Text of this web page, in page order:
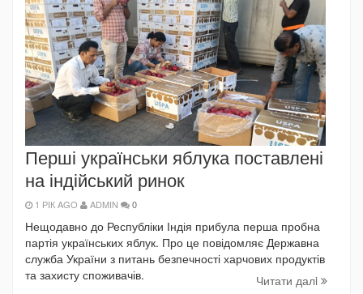
Перші українськи яблука поставлені
на індійський ринок
1 РІК AGO ADMIN 0
Нещодавно до Республіки Індія прибула перша пробна
партія українських яблук. Про це повідомляє Державна
служба України з питань безпечності харчових продуктів
та захисту споживачів.
Читати далi